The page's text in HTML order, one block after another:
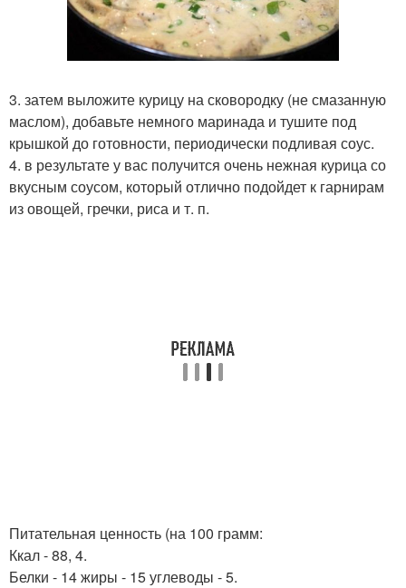
3. затем выложите курицу на сковородку (не смазанную
маслом), добавьте немного маринада и тушите под
крышкой до готовности, периодически подливая соус.
4. в результате у вас получится очень нежная курица со
вкусным соусом, который отлично подойдет к гарнирам
из овощей, гречки, риса и т. п.
Питательная ценность (на 100 грамм:
Ккал - 88, 4.
Белки - 14 жиры - 15 углеводы - 5.